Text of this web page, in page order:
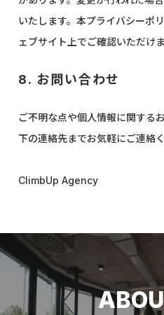
いたします。本プライバシーポ
ェブサイト上でご確認いただけま
8. お問い合わせ
ご不明な点や個人情報に関する
下の連絡先までお気軽にご連絡く
ClimbUp Agency